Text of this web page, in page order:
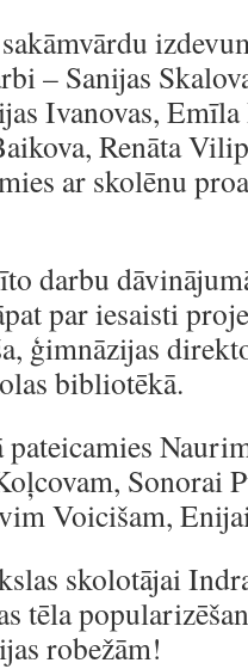
– Sanijas
Ivanovas,
Renāta
ar skolēnu
darbu
par iesaisti
ģimnāzijas
bibliotēkā.
Sonorai
Voicišam,
skolotājai
tēla
robežām!